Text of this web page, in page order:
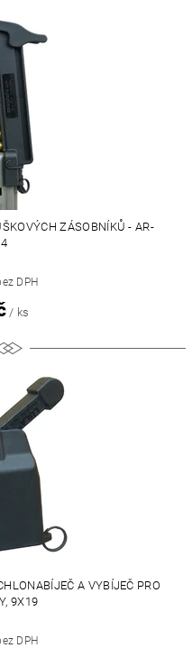
ZÁSOBNÍKŮ - AR-
DPH
/ ks
A VYBÍJEČ PRO
9X19
DPH